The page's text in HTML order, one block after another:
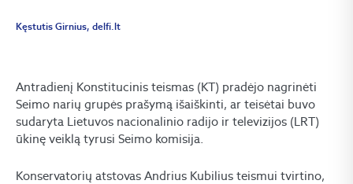
Kęstutis Girnius, delfi.lt
Antradienį Konstitucinis teismas (KT) pradėjo nagrinėti
Seimo narių grupės prašymą išaiškinti, ar teisėtai buvo
sudaryta Lietuvos nacionalinio radijo ir televizijos (LRT)
ūkinę veiklą tyrusi Seimo komisija.
Konservatorių atstovas Andrius Kubilius teismui tvirtino,